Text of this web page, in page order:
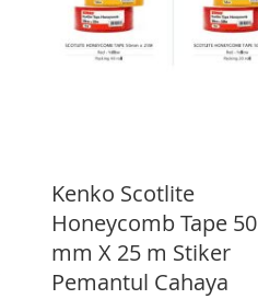
Kenko Scotlite
Honeycomb Tape 50
mm X 25 m Stiker
Pemantul Cahaya